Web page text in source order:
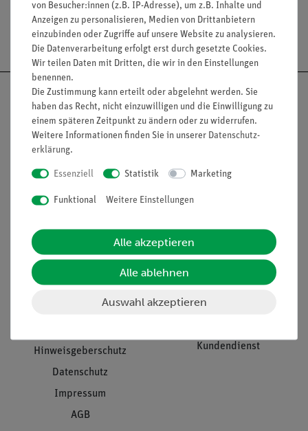
Versandkostenfrei ab 300,- €
Nach oben
Informationen
Projekte und Lösungen
Presse
Stellenangebote
Hinweisgeberschutz
Datenschutz
Impressum
AGB
Übersicht Service
Beratung & Showroom
Inventarisierungs- &
Einräumservice
Kundendienst
von Besucher:innen (z.B. IP-Adresse), um z.B. Inhalte und
Anzeigen zu personalisieren, Medien von Drittanbietern
einzubinden oder Zugriffe auf unsere Website zu analysieren.
Die Datenverarbeitung erfolgt erst durch gesetzte Cookies.
Wir teilen Daten mit Dritten, die wir in den Einstellungen
benennen.
Die Zustimmung kann erteilt oder abgelehnt werden. Sie
haben das Recht, nicht einzuwilligen und die Einwilligung zu
einem späteren Zeitpunkt zu ändern oder zu widerrufen.
Weitere Informationen finden Sie in unserer Daten­schutz­
erklärung.
Essenziell Statistik Marketing
Funktional Weitere Einstellungen
Alle akzeptieren
Alle ablehnen
Auswahl akzeptieren